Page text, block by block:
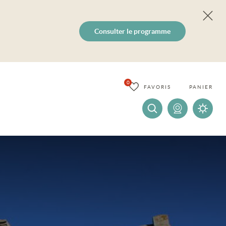
Consulter le programme
FAVORIS
0
PANIER